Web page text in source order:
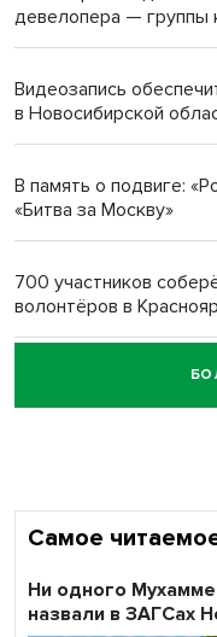
Инвалид получил
Новосибирский
Обновлённое
девелопера —
Видеозапись
в Новосибирской
В память о подвиге:
«Битва за Москву»
700 участников
волонтёров в
Честный выбор:
объективность
Самое
Ни одного
назвали в ЗАГСах